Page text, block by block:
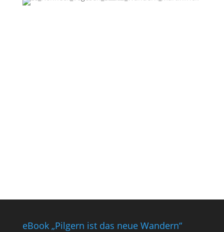
eBook „Pilgern ist das neue Wandern“